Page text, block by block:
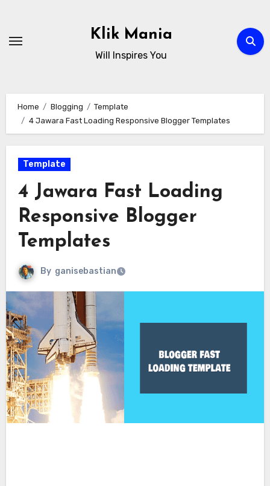
content
Klik Mania
Will Inspires You
Home Blogging
Template
4 Jawara Fast Loading Responsive Blogger Templates
Template
4 Jawara Fast Loading
Responsive Blogger
Templates
By ganisebastian